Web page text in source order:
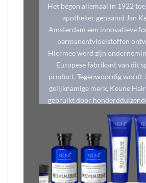
Het begon allemaal in 1922
apotheker genaamd Jan
Amsterdam een innovatieve
permanentvloeistoffen
Hiermee werd zijn
Europese fabrikant van dit
product. Tegenwoordig wordt
gelijknamige merk, Keune
gebruikt door